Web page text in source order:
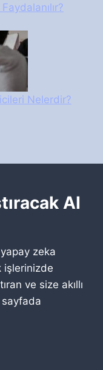
Nelerdir?
AI
yapay zeka
işlerinizde
ve size akıllı
sayfada